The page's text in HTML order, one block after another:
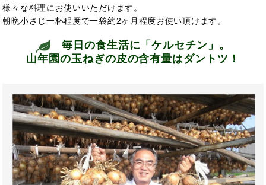
様々な料理にお使いいただけます。
朝晩小さじ一杯程度で一袋約2ヶ月程度お使い頂けます。
毎日の食生活に「ケルセチン」。
山年園の玉ねぎの皮の含有量はダントツ！